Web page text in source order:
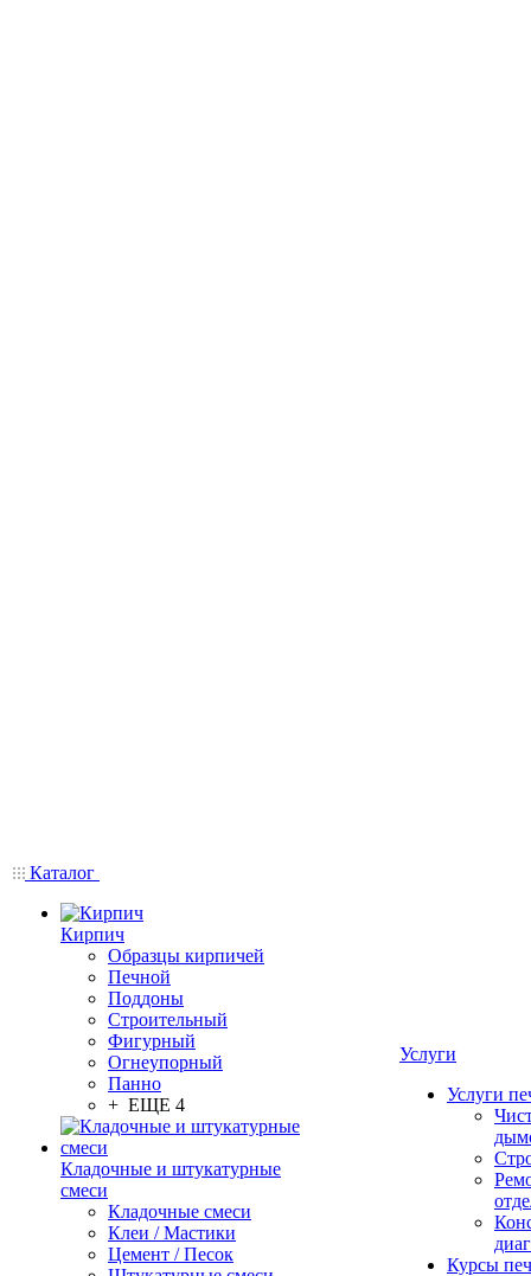
Каталог
Кирпич
Образцы кирпичей
Печной
Поддоны
Строительный
Фигурный
Огнеупорный
Панно
+ ЕЩЕ 4
Кладочные и штукатурные
смеси
Кладочные смеси
Клеи / Мастики
Цемент / Песок
Услуги
Услуги
Курсы